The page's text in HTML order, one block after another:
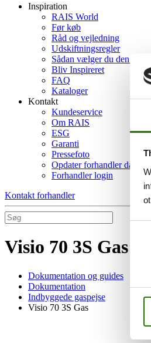
Inspiration
RAIS World
Før køb
Råd og vejledning
Udskiftningsregler
Sådan vælger du den
Bliv Inspireret
FAQ
Kataloger
Kontakt
Kundeservice
Om RAIS
ESG
Garanti
Pressefoto
Opdater forhandler data
Forhandler login
Kontakt forhandler
Visio 70 3S Gas
Dokumentation og guides
Dokumentation
Indbyggede gaspejse
Visio 70 3S Gas